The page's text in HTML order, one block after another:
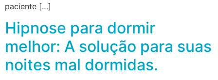
paciente […]
Hipnose para dormir
melhor: A solução para suas
noites mal dormidas.